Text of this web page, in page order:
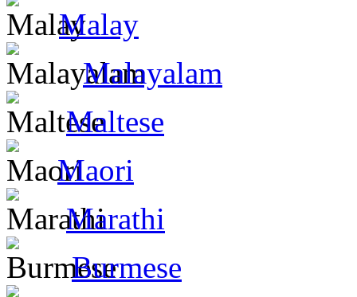
Malay
Malayalam
Maltese
Maori
Marathi
Burmese